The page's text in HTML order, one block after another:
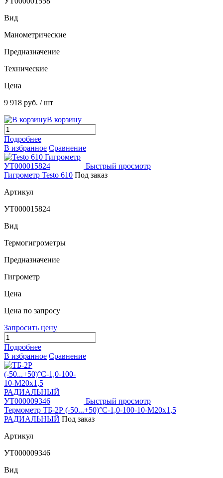
Вид
Манометрические
Предназначение
Технические
Цена
9 918 руб. / шт
В корзину
Подробнее
В избранное Сравнение
Быстрый просмотр
Гигрометр Testo 610 Под заказ
Артикул
УТ000015824
Вид
Термогигрометры
Предназначение
Гигрометр
Цена
Цена по запросу
Запросить цену
Подробнее
В избранное Сравнение
Быстрый просмотр
Термометр ТБ-2Р (-50...+50)°С-1,0-100-10-М20х1,5
РАДИАЛЬНЫЙ Под заказ
Артикул
УТ000009346
Вид